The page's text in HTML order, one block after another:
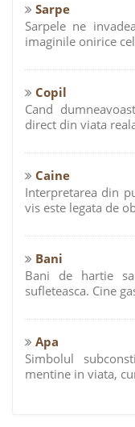
Sarpe
Sarpele ne
imaginile onirice
Copil
Cand
direct din viata
Caine
Interpretarea din
vis este legata de
Bani
Bani de hartie
sufleteasca. Cine
Apa
Simbolul
mentine in viata,